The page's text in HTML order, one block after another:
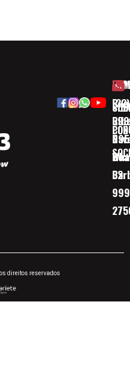
(32)
32
direitos reservados